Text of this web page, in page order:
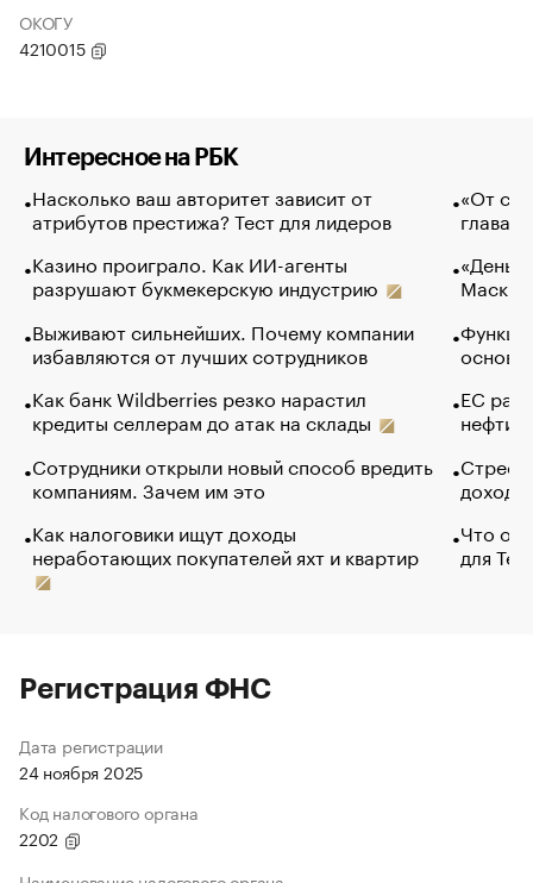
ОКОГУ
4210015
Интересное на РБК
Насколько ваш авторитет зависит от
атрибутов престижа? Тест для лидеров
Казино проиграло. Как ИИ-агенты
разрушают букмекерскую индустрию
Выживают сильнейших. Почему компании
избавляются от лучших сотрудников
Как банк Wildberries резко нарастил
кредиты селлерам до атак на склады
Сотрудники открыли новый способ вредить
компаниям. Зачем им это
Как налоговики ищут доходы
неработающих покупателей яхт и квартир
«От
глава
Маск в
основ
ЕС
нефти
Что
для
Регистрация ФНС
Дата регистрации
24 ноября 2025
Код налогового органа
2202